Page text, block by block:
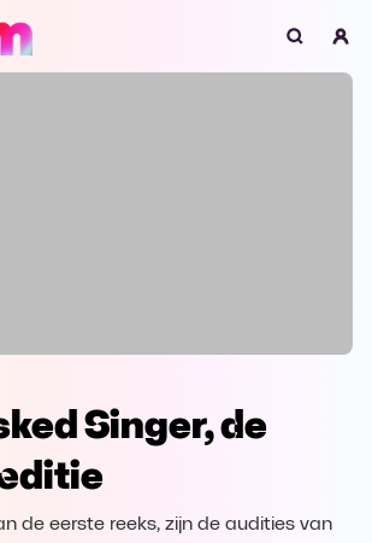
niet ondersteund
Edge Download
Singer, de
de eerste reeks, zijn de audities van